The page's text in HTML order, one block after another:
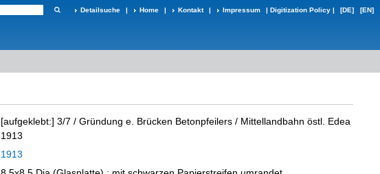
Detailsuche | Home | Kontakt | Impressum | Digitization Policy | [DE] [EN]
[aufgeklebt:] 3/7 / Gründung e. Brücken Betonpfeilers / Mittellandbahn östl. Edea
1913
1913